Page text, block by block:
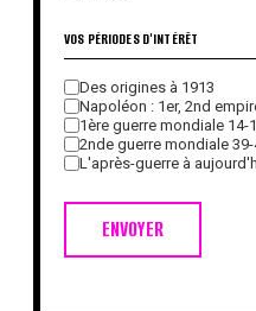
ENVOYER
VOS PÉRIODES D'INTÉRÊT
Des origines à 1913
Napoléon : 1er, 2nd
1ère guerre mondiale 14-
2nde guerre mondiale
L'après-guerre à